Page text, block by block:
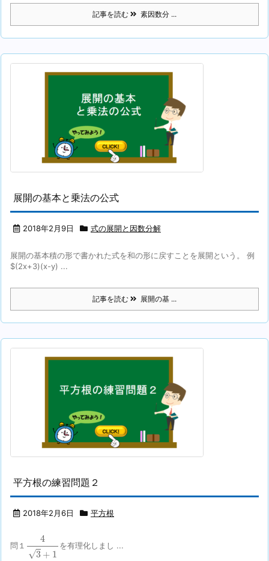
記事を読む 素因数分 ...
展開の基本と乗法の公式
2018年2月9日 式の展開と因数分解
展開の基本積の形で書かれた式を和の形に戻すことを展開という。 例
$(2x+3)(x-y) ...
記事を読む 展開の基 ...
平方根の練習問題２
2018年2月6日 平方根
問１
4
√3 + 1
+
を有理化しまし ...